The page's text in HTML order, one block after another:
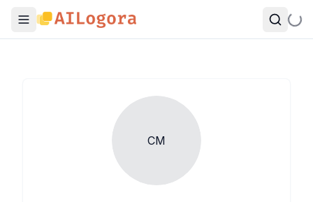
CM